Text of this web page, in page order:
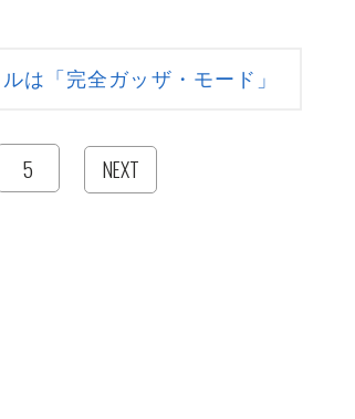
は「完全ガッザ・モード」
5 NEXT